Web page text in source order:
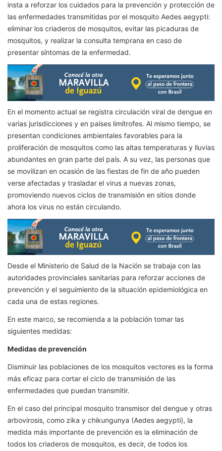
insta a reforzar los cuidados para la prevención y protección de
las enfermedades transmitidas por el mosquito Aedes aegypti:
eliminar los criaderos de mosquitos, evitar las picaduras de
mosquitos, y realizar la consulta temprana en caso de
presentar síntomas de la enfermedad.
En el momento actual se registra circulación viral de dengue en
varias jurisdicciones y en países limítrofes. Al mismo tiempo, se
presentan condiciones ambientales favorables para la
proliferación de mosquitos como las altas temperaturas y lluvias
abundantes en gran parte del país. A su vez, las personas que
se movilizan en ocasión de las fiestas de fin de año pueden
verse afectadas y trasladar el virus a nuevas zonas,
promoviendo nuevos ciclos de transmisión en sitios donde
ahora los virus no están circulando.
Desde el Ministerio de Salud de la Nación se trabaja con las
autoridades provinciales sanitarias para reforzar acciones de
prevención y el seguimiento de la situación epidemiológica en
cada una de estas regiones.
En este marco, se recomienda a la población tomar las
siguientes medidas:
Medidas de prevención
Disminuir las poblaciones de los mosquitos vectores es la forma
más eficaz para cortar el ciclo de transmisión de las
enfermedades que puedan transmitir.
En el caso del principal mosquito transmisor del dengue y otras
arbovirosis, como zika y chikungunya (Aedes aegypti), la
medida más importante de prevención es la eliminación de
todos los criaderos de mosquitos, es decir, de todos los